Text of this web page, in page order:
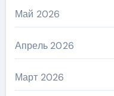
Май 2026
Апрель 2026
Март 2026